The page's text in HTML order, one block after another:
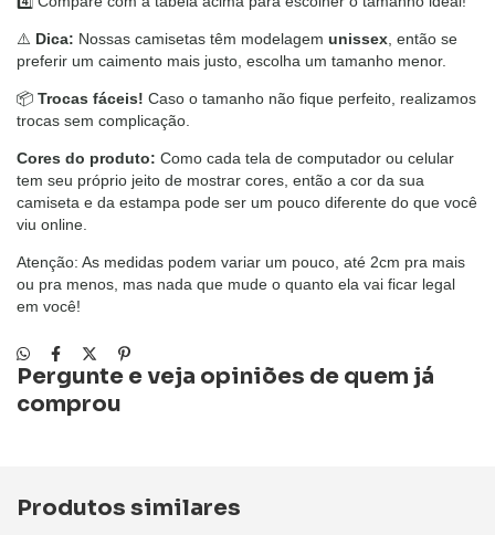
⚠️ Dica: Nossas camisetas têm modelagem unissex , então se
preferir um caimento mais justo, escolha um tamanho menor.
📦 Trocas fáceis! Caso o tamanho não fique perfeito, realizamos
trocas sem complicação.
Cores do produto: Como cada tela de computador ou celular
tem seu próprio jeito de mostrar cores, então a cor da sua
camiseta e da estampa pode ser um pouco diferente do que você
viu online.
Atenção: As medidas podem variar um pouco, até 2cm pra mais
ou pra menos, mas nada que mude o quanto ela vai ficar legal
em você!
Pergunte e veja opiniões de quem já
comprou
Produtos similares